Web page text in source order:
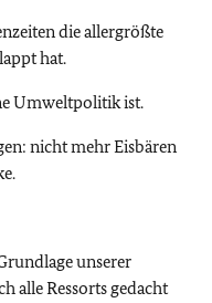
die allergrößte
hat.
Umweltpolitik ist.
nicht mehr Eisbären
unserer
alle Ressorts gedacht